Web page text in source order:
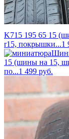
K715 195 65 15
r15, покрышки...1
15 (шины на 15,
по...1 499 руб.